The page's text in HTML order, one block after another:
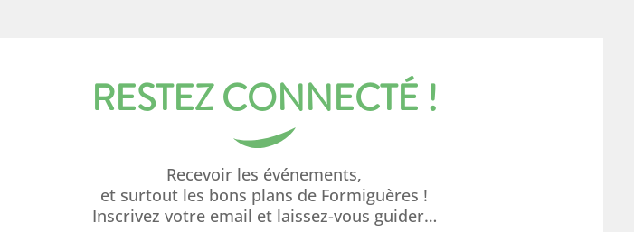
RESTEZ CONNECTÉ !
Recevoir les événements,
et surtout les bons plans de Formiguères !
Inscrivez votre email et laissez-vous guider…